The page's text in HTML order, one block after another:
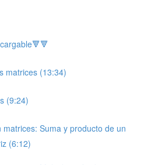
matrices (13:34)
(9:24)
Suma y producto de un
(6:12)